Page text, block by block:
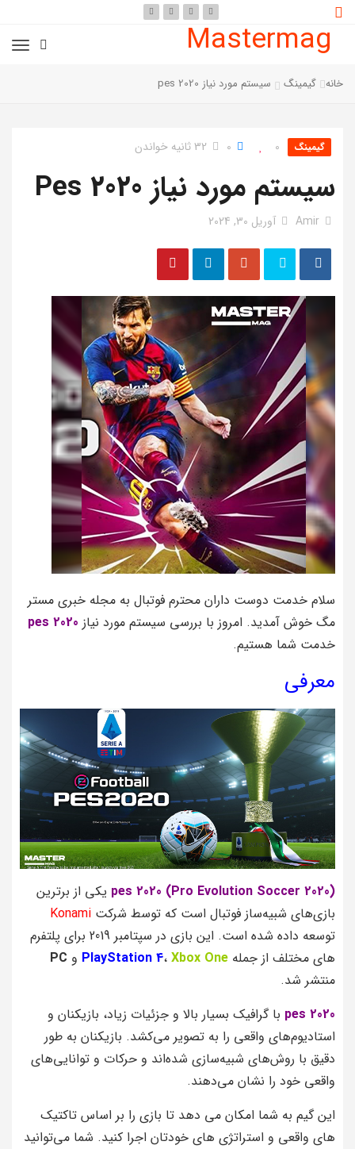
Mastermag
خانه گیمینگ سیستم مورد نیاز pes 2020
گیمینگ 0
0 32 ثانیه خواندن
سیستم مورد نیاز Pes 2020
Amir آوریل 30, 2024
سلام خدمت دوست داران محترم فوتبال به مجله خبری مستر
مگ خوش آمدید. امروز با بررسی سیستم مورد نیاز pes 2020
خدمت شما هستیم.
معرفی
pes 2020 (Pro Evolution Soccer 2020)
یکی از برترین
بازی‌های شبیه‌ساز فوتبال است که توسط شرکت Konami
توسعه داده شده است. این بازی در سپتامبر 2019 برای پلتفرم‌
های مختلف از جمله
PlayStation 4، Xbox One و PC
منتشر شد.
pes 2020 با گرافیک بسیار بالا و جزئیات زیاد، بازیکنان و
استادیوم‌های واقعی را به تصویر می‌کشد. بازیکنان به طور
دقیق با روش‌های شبیه‌سازی شده‌اند و حرکات و توانایی‌های
واقعی خود را نشان می‌دهند.
این گیم به شما امکان می‌ دهد تا بازی را بر اساس تاکتیک‌
های واقعی و استراتژی‌ های خودتان اجرا کنید. شما می‌توانید